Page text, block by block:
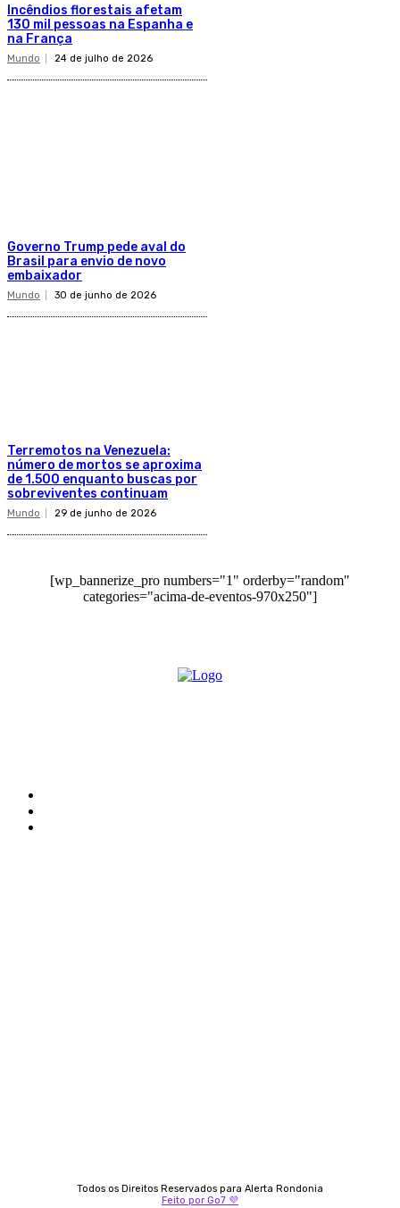
Incêndios florestais afetam
130 mil pessoas na Espanha e
na França
Mundo 24 de julho de 2026
Governo Trump pede aval do
Brasil para envio de novo
embaixador
Mundo 30 de junho de 2026
Terremotos na Venezuela:
número de mortos se aproxima
de 1.500 enquanto buscas por
sobreviventes continuam
Mundo 29 de junho de 2026
[wp_bannerize_pro numbers="1" orderby="random"
categories="acima-de-eventos-970x250"]
Todos os Direitos Reservados para Alerta Rondonia
Feito por Go7 💜